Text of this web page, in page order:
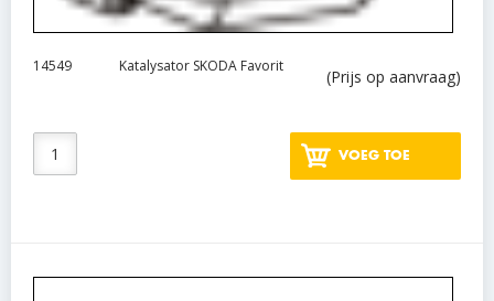
14549 Katalysator SKODA Favorit
(Prijs op aanvraag)
VOEG TOE